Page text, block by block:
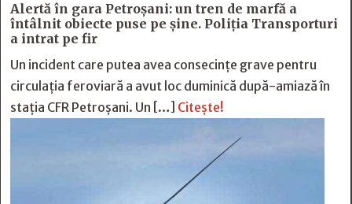
Alertă în gara Petroșani: un tren de marfă a
întâlnit obiecte puse pe șine. Poliția Transporturi
a intrat pe fir
Un incident care putea avea consecințe grave pentru
circulația feroviară a avut loc duminică după-amiază în
stația CFR Petroșani. Un […] Citește!